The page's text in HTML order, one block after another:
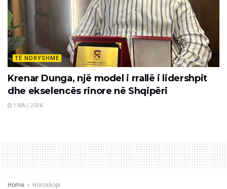
TË NDRYSHME
Krenar Dunga, një model i rrallë i lidershpit
dhe ekselencës rinore në Shqipëri
1 MAJ, 2026
Home Horoskopi